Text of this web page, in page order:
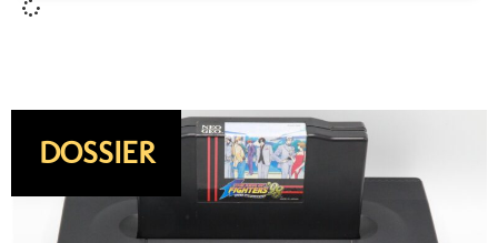
DOSSIER